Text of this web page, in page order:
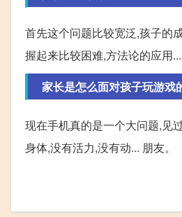
首先这个问题比较宽泛,孩子的
握起来比较困难,方法论的应用...
家长是怎么面对孩子玩游戏
现在手机真的是一个大问题,见
身体,没有活力,没有动... 朋友。